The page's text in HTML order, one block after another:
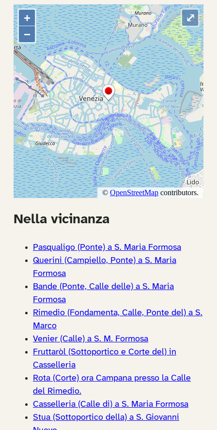
Nella vicinanza
Pasqualigo (Ponte) a S. Maria Formosa
Querini (Campiello, Ponte) a S. Maria
Formosa
Bande (Ponte, Calle delle) a S. Maria
Formosa
Rimedio (Fondamenta, Calle, Ponte del) a S.
Marco
Venier (Calle) a S. M. Formosa
Fruttaròl (Sottoportico e Corte del) in
Casselleria
Rota (Corte) ora Campana presso la Calle
del Rimedio.
Casselleria (Calle di) a S. Maria Formosa
Stua (Sottoportico della) a S. Giovanni